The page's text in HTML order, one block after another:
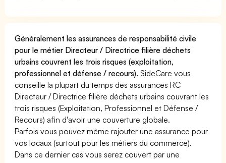
Généralement les assurances de responsabilité civile
pour le métier Directeur / Directrice filière déchets
urbains couvrent les trois risques (exploitation,
professionnel et défense / recours). SideCare vous
conseille la plupart du temps des assurances RC
Directeur / Directrice filière déchets urbains couvrant les
trois risques (Exploitation, Professionnel et Défense /
Recours) afin d'avoir une couverture globale.
Parfois vous pouvez même rajouter une assurance pour
vos locaux (surtout pour les métiers du commerce).
Dans ce dernier cas vous serez couvert par une